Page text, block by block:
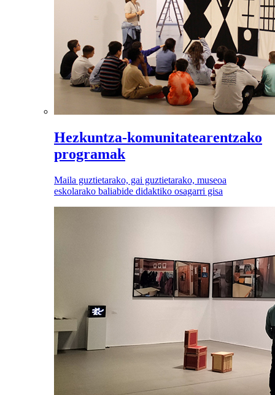
Hezkuntza-komunitatearentzako
programak
Maila guztietarako, gai guztietarako, museoa
eskolarako baliabide didaktiko osagarri gisa